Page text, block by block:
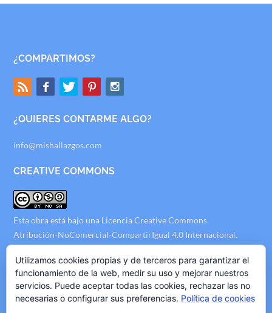
¿COMPARTIMOS?
¿QUIERES CONTARME ALGO?
info@mishallazgos.com
CREATIVE COMMONS
Esta obra está bajo una Licencia Creative Commons
Atribución-NoComercial-CompartirIgual 4.0 Internacional.
AVISO LEGAL
Politica de Privacidad
Politica de Cookies
Utilizamos cookies propias y de terceros para garantizar el
funcionamiento de la web, medir su uso y mejorar nuestros
servicios. Puede aceptar todas las cookies, rechazar las no
necesarias o configurar sus preferencias. Política de cookies